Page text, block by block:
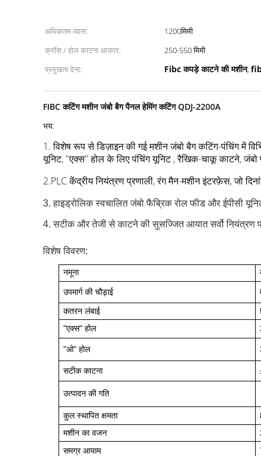
अधिकतम व्यास: 1200मिमी
क्रॉस / होल काटना आकार:
250-550 मिमी
प्रमुखता देना:
Fibc कपड़े काटने की मशीन,
FIBC कटिंग मशीन जंबो बैग पैनल हेमिंग कटिंग QDJ-2200A
भय:
1. विशेष रूप से डिज़ाइन की गई मशीन जंबो बैग कटिंग-पंचिंग में
यूनिट, "एक्स" होल के लिए पंचिंग यूनिट , रैखिक-चाकू काटने,
2.PLC केंद्रीय नियंत्रण प्रणाली, रंग मैन-मशीन इंटरफ़ेस, जो
3. हाइड्रोलिक स्वचालित जंबो फैब्रिक रोल फीड और ईपीसी
4. सटीक और तेजी से काटने की सुसज्जित आयात सर्वो नियंत्रण
विशेष विवरण:
नमूना
उपमार्ग की चौड़ाई
कतरन लंबाई
"एक्स" होल
"ओ" होल
सटीक काटना
उत्पादन की गति
कुल स्थापित क्षमता
मशीन का वजन
समग्र आयाम